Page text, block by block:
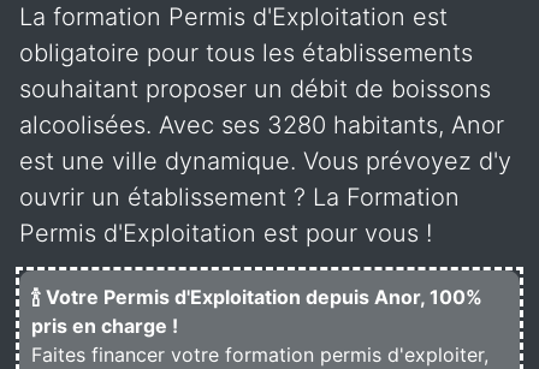
La formation Permis d'Exploitation est
obligatoire pour tous les établissements
souhaitant proposer un débit de boissons
alcoolisées. Avec ses 3280 habitants, Anor
est une ville dynamique. Vous prévoyez d'y
ouvrir un établissement ? La Formation
Permis d'Exploitation est pour vous !
🍾 Votre Permis d'Exploitation depuis Anor, 100%
pris en charge !
Faites financer votre formation permis d'exploiter,